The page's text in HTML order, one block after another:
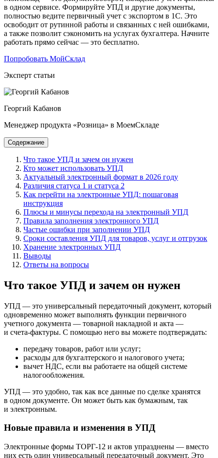
в одном сервисе. Формируйте УПД и другие документы,
полностью ведите первичный учет с экспортом в 1С. Это
освободит от рутинной работы и связанных с ней ошибками,
а также позволит сэкономить на услугах бухгалтера. Начните
работать прямо сейчас — это бесплатно.
Попробовать МойСклад
Эксперт статьи
Георгий Кабанов
Менеджер продукта «Розница» в МоемСкладе
Содержание
Что такое УПД и зачем он нужен
Кто может использовать УПД
Актуальный электронный формат в 2026 году
Различия статуса 1 и статуса 2
Как перейти на электронные УПД: пошаговая
инструкция
Плюсы и минусы перехода на электронный УПД
Правила заполнения электронного УПД
Частые ошибки при заполнении УПД
Сроки составления УПД для товаров, услуг и отгрузок
Хранение электронных УПД
Выводы
Ответы на вопросы
Что такое УПД и зачем он нужен
УПД — это универсальный передаточный документ, который
одновременно может выполнять функции первичного
учетного документа — товарной накладной и акта —
и счета‑фактуры. С помощью него вы можете подтверждать:
передачу товаров, работ или услуг;
расходы для бухгалтерского и налогового учета;
вычет НДС, если вы работаете на общей системе
налогообложения.
УПД — это удобно, так как все данные по сделке хранятся
в одном документе. Он может быть как бумажным, так
и электронным.
Новые правила и изменения в УПД
Электронные формы ТОРГ-12 и актов упразднены — вместо
них есть один универсальный передаточный документ. Это